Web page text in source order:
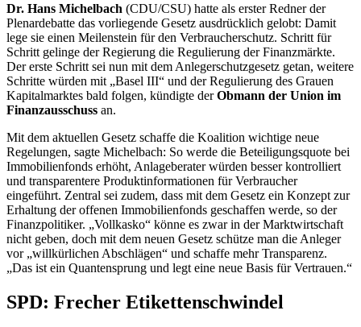
Dr. Hans Michelbach (CDU/CSU) hatte als erster Redner der
Plenardebatte das vorliegende Gesetz ausdrücklich gelobt: Damit
lege sie einen Meilenstein für den Verbraucherschutz. Schritt für
Schritt gelinge der Regierung die Regulierung der Finanzmärkte.
Der erste Schritt sei nun mit dem Anlegerschutzgesetz getan, weitere
Schritte würden mit „Basel III“ und der Regulierung des Grauen
Kapitalmarktes bald folgen, kündigte derObmann der Union im
Finanzausschuss an.
Mit dem aktuellen Gesetz schaffe die Koalition wichtige neue
Regelungen, sagte Michelbach: So werde die Beteiligungsquote bei
Immobilienfonds erhöht, Anlageberater würden besser kontrolliert
und transparentere Produktinformationen für Verbraucher
eingeführt. Zentral sei zudem, dass mit dem Gesetz ein Konzept zur
Erhaltung der offenen Immobilienfonds geschaffen werde, so der
Finanzpolitiker. „Vollkasko“ könne es zwar in der Marktwirtschaft
nicht geben, doch mit dem neuen Gesetz schütze man die Anleger
vor „willkürlichen Abschlägen“ und schaffe mehr Transparenz.
„Das ist ein Quantensprung und legt eine neue Basis für Vertrauen.“
SPD: Frecher Etikettenschwindel